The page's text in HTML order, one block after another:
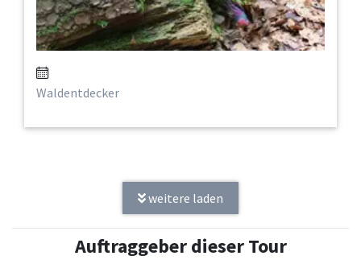
Waldentdecker
weitere laden
Auftraggeber dieser Tour